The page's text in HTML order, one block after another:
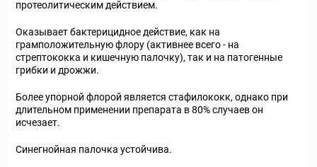
протеолитическим действием.
Оказывает бактерицидное действие, как на
грамположительную флору (активнее всего - на
стрептококка и кишечную палочку), так и на патогенные
грибки и дрожжи.
Более упорной флорой является стафилококк, однако при
длительном применении препарата в 80% случаев он
исчезает.
Синегнойная палочка устойчива.